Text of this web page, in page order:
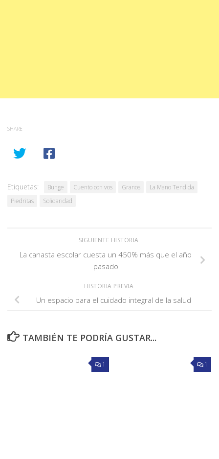
SHARE
Etiquetas: Bunge Cuento con vos Granos
La Mano Tendida
Piedritas
Solidaridad
SIGUIENTE HISTORIA
La canasta escolar cuesta un 450% más que el año
pasado
HISTORIA PREVIA
Un espacio para el cuidado integral de la salud
TAMBIÉN TE PODRÍA GUSTAR...
1 1